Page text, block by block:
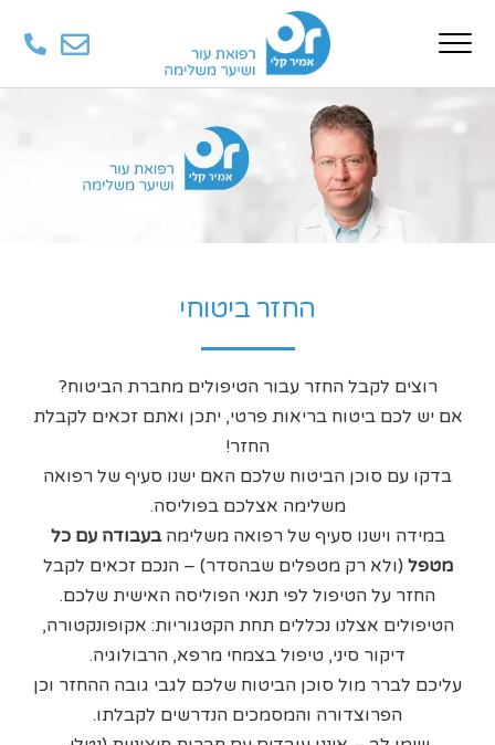
החזר ביטוחי
רוצים לקבל החזר עבור הטיפולים מחברת הביטוח?
אם יש לכם ביטוח בריאות פרטי, יתכן ואתם זכאים לקבלת
החזר!
בדקו עם סוכן הביטוח שלכם האם ישנו סעיף של רפואה
משלימה אצלכם בפוליסה.
במידה וישנו סעיף של רפואה משלימהבעבודה עם כל
מטפל (ולא רק מטפלים שבהסדר) – הנכם זכאים לקבל
החזר על הטיפול לפי תנאי הפוליסה האישית שלכם.
הטיפולים אצלנו נכללים תחת הקטגוריות: אקופונקטורה,
דיקור סיני, טיפול בצמחי מרפא, הרבולוגיה.
עליכם לברר מול סוכן הביטוח שלכם לגבי גובה ההחזר וכן
הפרוצדורה והמסמכים הנדרשים לקבלתו.